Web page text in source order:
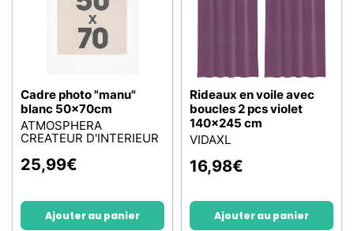
Cadre photo "manu"
blanc 50x70cm
ATMOSPHERA
CREATEUR D'INTERIEUR
25,99€
Ajouter au panier
Rideaux en voile avec
boucles 2 pcs violet
140x245 cm
VIDAXL
16,98€
Ajouter au panier